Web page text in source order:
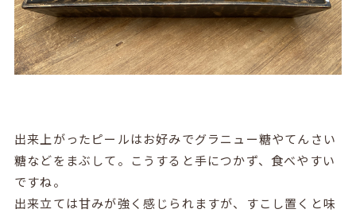
出来上がったピールはお好みでグラニュー糖やてんさい
糖などをまぶして。こうすると手につかず、食べやすい
ですね。
出来立ては甘みが強く感じられますが、すこし置くと味